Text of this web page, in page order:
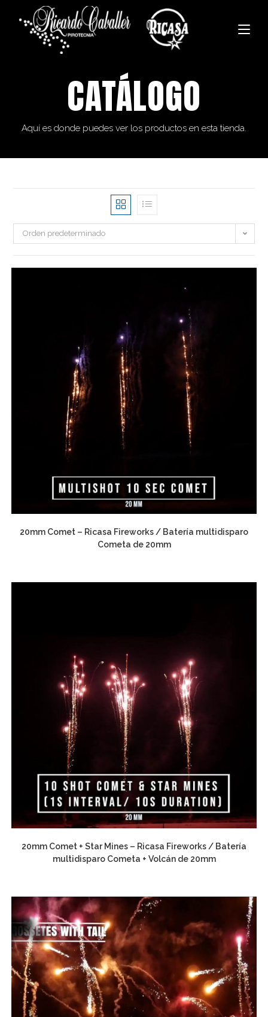
CATÁLOGO
Aquí es donde puedes ver los productos en esta tienda.
Orden predeterminado
20mm Comet – Ricasa Fireworks / Batería multidisparo
Cometa de 20mm
20mm Comet + Star Mines – Ricasa Fireworks / Batería
multidisparo Cometa + Volcán de 20mm